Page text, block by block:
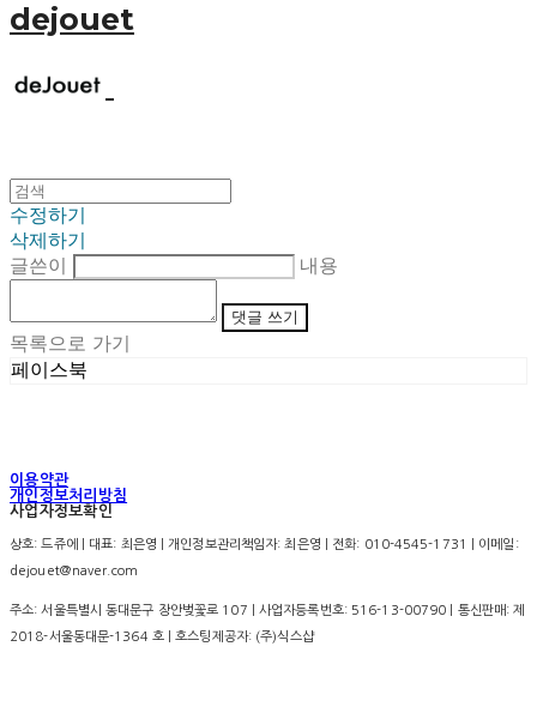
dejouet
수정하기
삭제하기
글쓴이
내용
댓글 쓰기
목록으로 가기
페이스북
이용약관
개인정보처리방침
사업자정보확인
상호: 드쥬에 | 대표: 최은영 | 개인정보관리책임자: 최은영 | 전화: 010-4545-1731 | 이메일:
dejouet@naver.com
주소: 서울특별시 동대문구 장안벚꽃로 107 | 사업자등록번호: 516-13-00790 | 통신판매:제
2018-서울동대문-1364 호| 호스팅제공자: (주)식스샵